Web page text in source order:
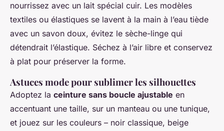
nourrissez avec un lait spécial cuir. Les modèles
textiles ou élastiques se lavent à la main à l’eau tiède
avec un savon doux, évitez le sèche-linge qui
détendrait l’élastique. Séchez à l’air libre et conservez
à plat pour préserver la forme.
Astuces mode pour sublimer les silhouettes
Adoptez la ceinture sans boucle ajustable en
accentuant une taille, sur un manteau ou une tunique,
et jouez sur les couleurs – noir classique, beige